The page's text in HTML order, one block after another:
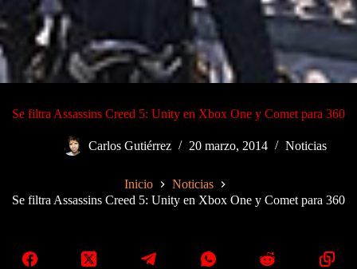
Se filtra Assassins Creed 5: Unity en Xbox One y Comet para 360
Carlos Gutiérrez 20 marzo, 2014 Noticias
Inicio
Noticias
Se filtra Assassins Creed 5: Unity en Xbox One y Comet para 360